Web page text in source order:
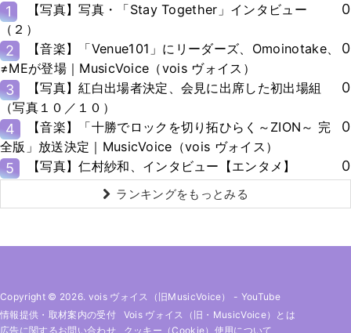
1
【写真】写真・「Stay Together」インタビュー
（２）
0
2
【音楽】「Venue101」にリーダーズ、Omoinotake、
≠MEが登場｜MusicVoice（vois ヴォイス）
0
3
【写真】紅白出場者決定、会見に出席した初出場組
（写真１０／１０）
0
4
【音楽】「十勝でロックを切り拓ひらく～ZION～ 完
全版」放送決定｜MusicVoice（vois ヴォイス）
0
5 【写真】仁村紗和、インタビュー【エンタメ】 0
ランキングをもっとみる
Copyright © 2026. vois ヴォイス（旧MusicVoice） - YouTube
情報提供・取材案内の受付
Vois ヴォイス（旧・MusicVoice）とは
広告に関するお問い合わせ
クッキー（cookie）使用について